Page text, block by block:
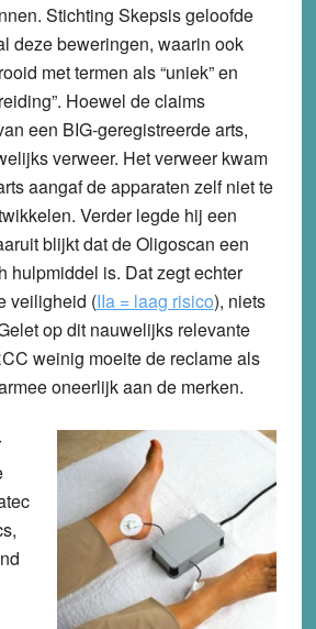
Stichting Skepsis geloofde
deze beweringen, waarin ook
met termen als “uniek” en
Hoewel de claims
een BIG-geregistreerde arts,
verweer. Het verweer kwam
aangaf de apparaten zelf niet te
Verder legde hij een
blijkt dat de Oligoscan een
hulpmiddel is. Dat zegt echter
veiligheid (IIa = laag risico), niets
op dit nauwelijks relevante
weinig moeite de reclame als
oneerlijk aan de merken.
,